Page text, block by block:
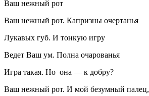
Ваш нежный рот
Ваш нежный рот. Капризны очертанья
Лукавых губ. И тонкую игру
Ведет Ваш ум. Полна очарованья
Игра такая. Но она — к добру?
Ваш нежный рот. И мой безумный палец,